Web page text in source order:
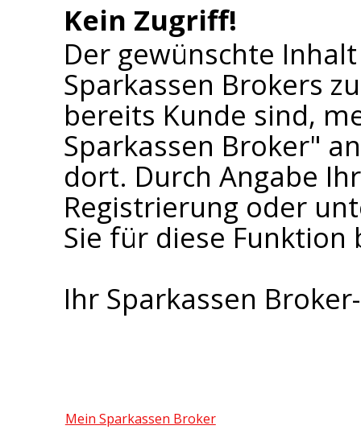
Kein Zugriff!
Der gewünschte
Sparkassen Brokers
bereits Kunde sind,
Sparkassen Broker"
dort. Durch Angabe
Registrierung oder
Sie für diese Funktion
Ihr Sparkassen
Mein Sparkassen Broker